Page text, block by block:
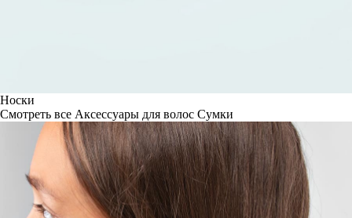
Носки
Смотреть все Аксессуары для волос Сумки